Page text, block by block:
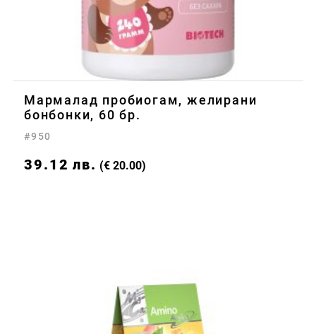
Мармалад пробиогам, желирани
бонбонки, 60 бр.
#950
39.12 лв. (€ 20.00)